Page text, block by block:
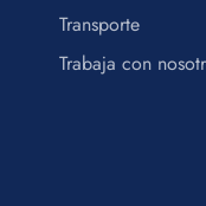
Transporte
Trabaja con